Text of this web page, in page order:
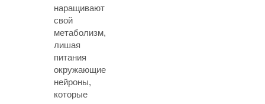
наращивают
свой
метаболизм,
лишая
питания
окружающие
нейроны,
которые